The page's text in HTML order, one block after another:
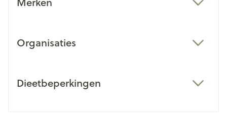
Organisaties
Dieetbeperkingen